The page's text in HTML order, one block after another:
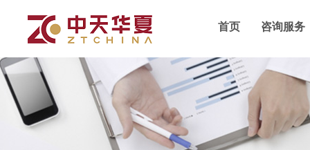
首页 咨询服务